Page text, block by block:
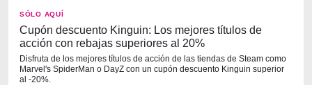
SÓLO AQUÍ
Cupón descuento Kinguin: Los mejores títulos de
acción con rebajas superiores al 20%
Disfruta de los mejores títulos de acción de las tiendas de Steam como
Marvel's SpiderMan o DayZ con un cupón descuento Kinguin superior
al -20%.